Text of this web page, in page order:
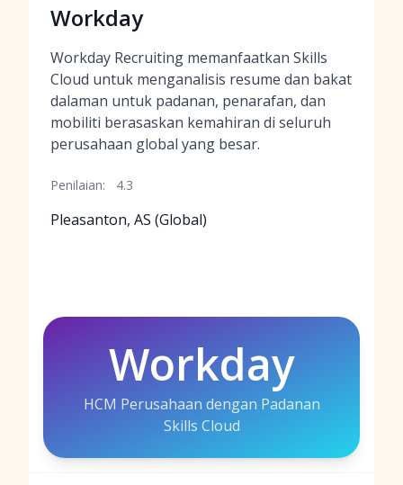
Workday
Workday Recruiting memanfaatkan Skills
Cloud untuk menganalisis resume dan bakat
dalaman untuk padanan, penarafan, dan
mobiliti berasaskan kemahiran di seluruh
perusahaan global yang besar.
Penilaian: 4.3
Pleasanton, AS (Global)
Workday
HCM Perusahaan dengan Padanan
Skills Cloud